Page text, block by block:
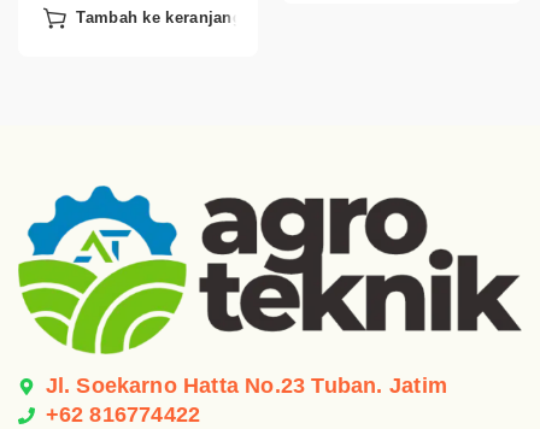
Tambah ke keranjang
Jl. Soekarno Hatta No.23 Tuban. Jatim
+62 816774422